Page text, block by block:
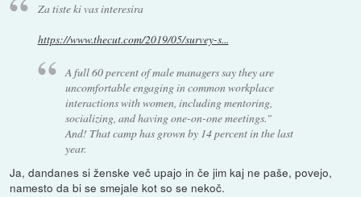
Za tiste ki vas interesira
https://www.thecut.com/2019/05/survey-s...
A full 60 percent of male managers say they are
uncomfortable engaging in common workplace
interactions with women, including mentoring,
socializing, and having one-on-one meetings."
And! That camp has grown by 14 percent in the last
year.
Ja, dandanes si ženske več upajo in če jim kaj ne paše, povejo,
namesto da bi se smejale kot so se nekoč.